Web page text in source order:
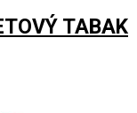
TABAK